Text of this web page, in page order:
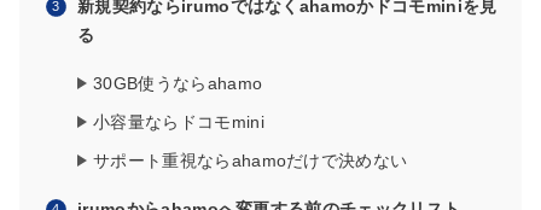
新規契約ならirumoではなくahamoかドコモminiを見
る
30GB使うならahamo
小容量ならドコモmini
サポート重視ならahamoだけで決めない